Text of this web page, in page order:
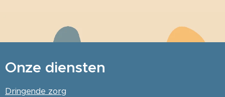
Onze diensten
Dringende zorg